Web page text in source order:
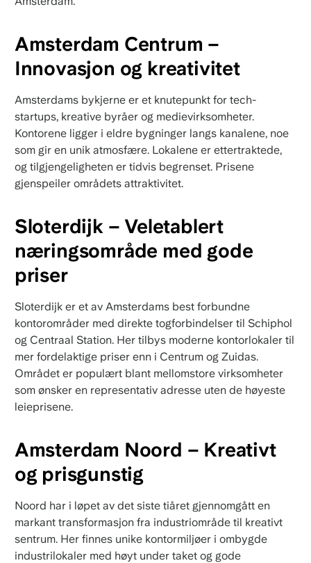
Amsterdam Centrum –
Innovasjon og kreativitet
Amsterdams bykjerne er et knutepunkt for tech-
startups, kreative byråer og medievirksomheter.
Kontorene ligger i eldre bygninger langs kanalene, noe
som gir en unik atmosfære. Lokalene er ettertraktede,
og tilgjengeligheten er tidvis begrenset. Prisene
gjenspeiler områdets attraktivitet.
Sloterdijk – Veletablert
næringsområde med gode
priser
Sloterdijk er et av Amsterdams best forbundne
kontorområder med direkte togforbindelser til Schiphol
og Centraal Station. Her tilbys moderne kontorlokaler til
mer fordelaktige priser enn i Centrum og Zuidas.
Området er populært blant mellomstore virksomheter
som ønsker en representativ adresse uten de høyeste
leieprisene.
Amsterdam Noord – Kreativt
og prisgunstig
Noord har i løpet av det siste tiåret gjennomgått en
markant transformasjon fra industriområde til kreativt
sentrum. Her finnes unike kontormiljøer i ombygde
industrilokaler med høyt under taket og gode